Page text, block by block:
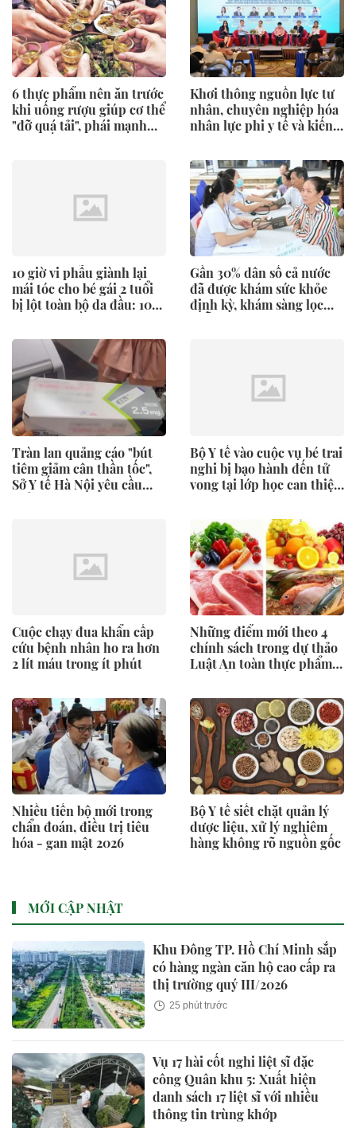
6 thực phẩm nên ăn trước
khi uống rượu giúp cơ thể
"đỡ quá tải", phái mạnh
Khơi thông nguồn lực tư
nhân, chuyên nghiệp hóa
nhân lực phi y tế và kiến
10 giờ vi phẫu giành lại
mái tóc cho bé gái 2 tuổi
bị lột toàn bộ da đầu: 10
xảy ra tại Bệnh viện Việt
Gần 30% dân số cả nước
đã được khám sức khỏe
định kỳ, khám sàng lọc
Tràn lan quảng cáo "bút
tiêm giảm cân thần tốc",
Sở Y tế Hà Nội yêu cầu
Bộ Y tế vào cuộc vụ bé trai
nghi bị bạo hành đến tử
vong tại lớp học can thiệp
Cuộc chạy đua khẩn cấp
cứu bệnh nhân ho ra hơn
2 lít máu trong ít phút
Những điểm mới theo 4
chính sách trong dự thảo
Luật An toàn thực phẩm
Nhiều tiến bộ mới trong
chẩn đoán, điều trị tiêu
hóa - gan mật 2026
Bộ Y tế siết chặt quản lý
dược liệu, xử lý nghiêm
hàng không rõ nguồn gốc
MỚI CẬP NHẬT
Khu Đông TP. Hồ Chí Minh sắp
có hàng ngàn căn hộ cao cấp ra
thị trường quý III/2026
25 phút trước
Vụ 17 hài cốt nghi liệt sĩ đặc
công Quân khu 5: Xuất hiện
danh sách 17 liệt sĩ với nhiều
thông tin trùng khớp